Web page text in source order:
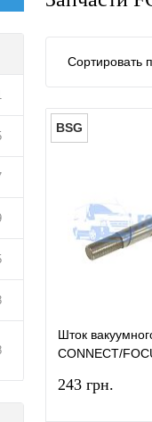
Сортировать
BSG
Шток
CONNECT/
243 грн.